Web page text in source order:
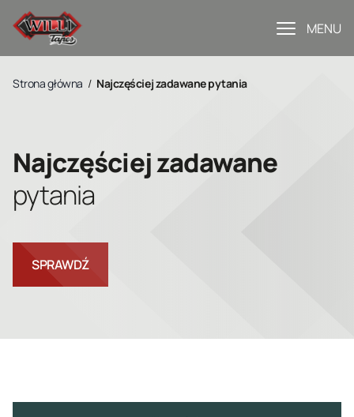
MENU
Strona główna / Najczęściej zadawane pytania
Najczęściej zadawane
pytania
SPRAWDŹ